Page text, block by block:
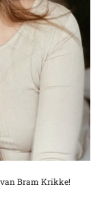
Bram Krikke!